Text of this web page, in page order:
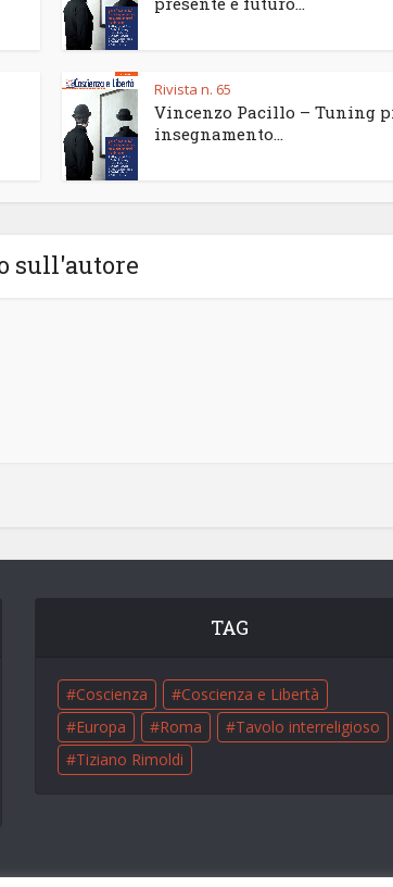
Rivista n. 65
Vincenzo Pacillo – Tuning
insegnamento...
sull'autore
TAG
Coscienza
Coscienza e Libertà
Europa
Roma
Tavolo interreligioso
Tiziano Rimoldi